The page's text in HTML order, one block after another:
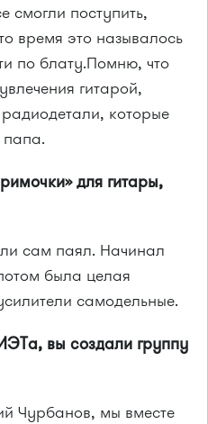
смогли поступить,
время это называлось
по блату.Помню, что
гитарой,
которые
для гитары,
сам паял. Начинал
была целая
самодельные.
вы создали группу
Чурбанов, мы вместе